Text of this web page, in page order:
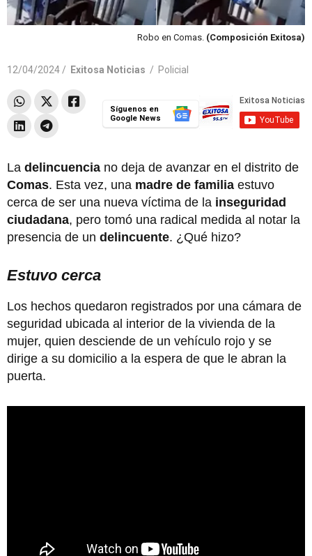
Robo en Comas. (Composición Exitosa)
12/04/2024 / Exitosa Noticias / Policial
Síguenos en
Google News
La delincuencia no deja de avanzar en el distrito de
Comas. Esta vez, una madre de familia estuvo
cerca de ser una nueva víctima de la inseguridad
ciudadana, pero tomó una radical medida al notar la
presencia de un delincuente. ¿Qué hizo?
Estuvo cerca
Los hechos quedaron registrados por una cámara de
seguridad ubicada al interior de la vivienda de la
mujer, quien desciende de un vehículo rojo y se
dirige a su domicilio a la espera de que le abran la
puerta.